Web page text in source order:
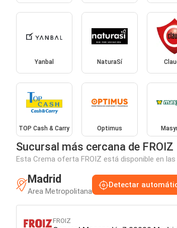
Yanbal NaturaSí
TOP Cash & Carry Optimus
Sucursal más cercana de FROIZ
Esta Crema oferta FROIZ está disponible en
Madrid
Area Metropolitana
Detectar
FROIZ